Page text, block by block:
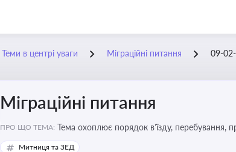
Теми в центрі уваги Міграційні питання 09-
Міграційні питання
ПРО ЩО ТЕМА: Тема охоплює порядок в’їзду, перебування,
Митниця та ЗЕД